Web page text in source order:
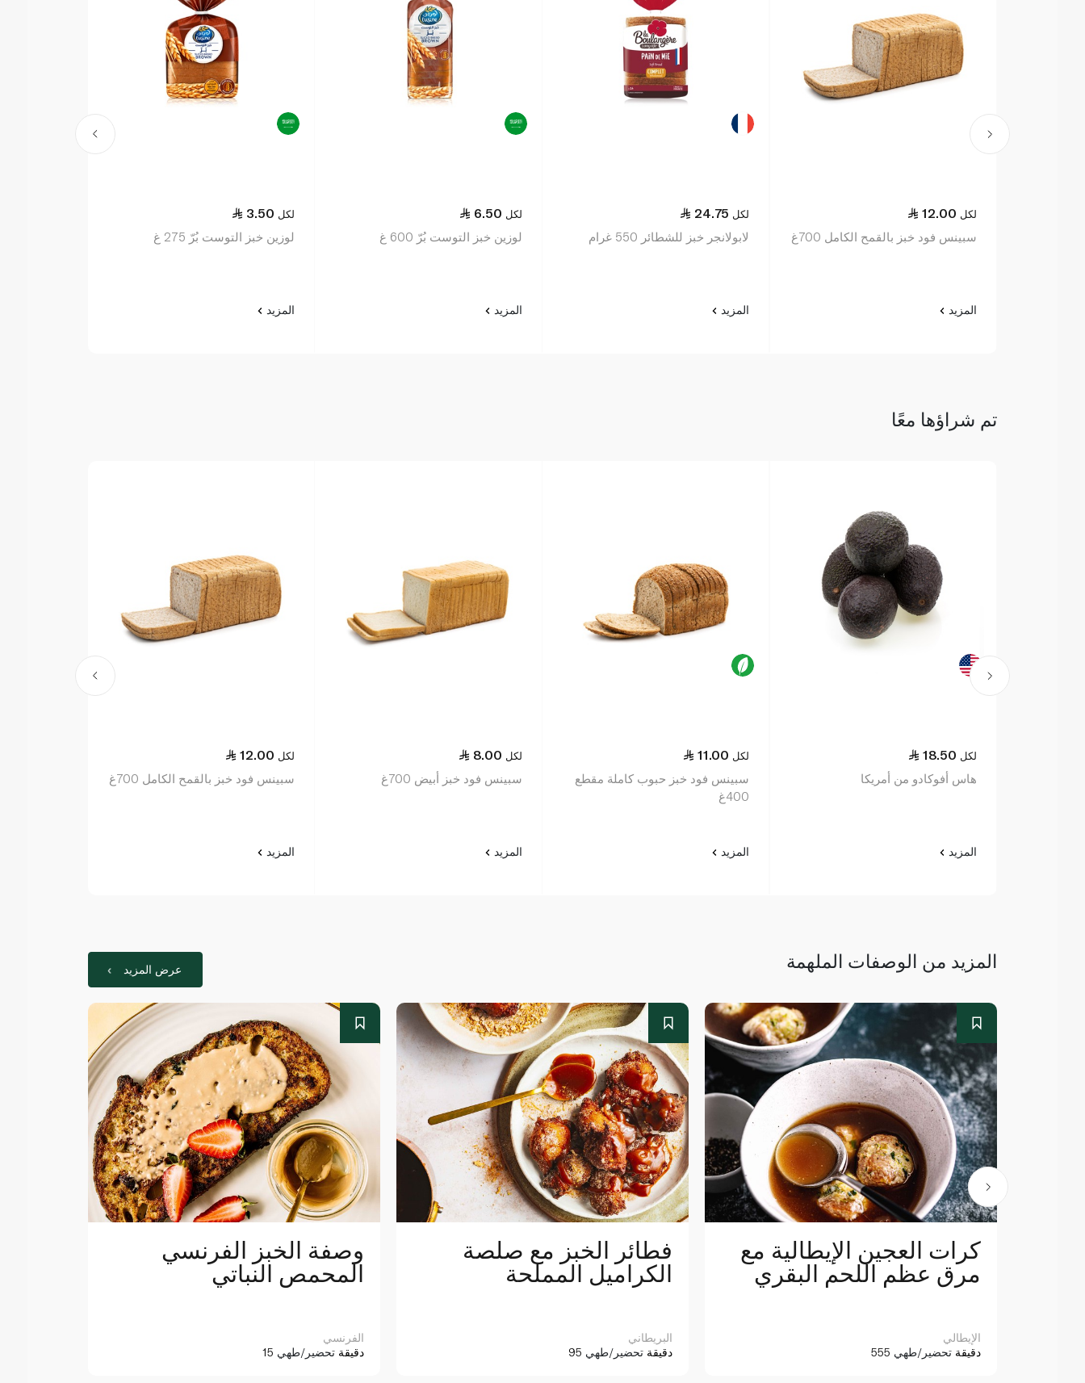
12.00 لكل
سبينس فود خبز بالقمح الكامل 700غ
المزيد
24.75 لكل
لابولانجر خبز للشطائر 550 غرام
المزيد
6.50 لكل
لوزين خبز التوست بُرّ 600 غ
المزيد
3.50 لكل
لوزين خبز التوست بُرّ 275 غ
المزيد
تم شراؤها معًا
18.50 لكل
هاس أفوكادو من أمريكا
المزيد
11.00 لكل
سبينس فود خبز حبوب كاملة مقطع
400غ
المزيد
8.00 لكل
سبينس فود خبز أبيض 700غ
المزيد
12.00 لكل
سبينس فود خبز بالقمح الكامل 700غ
المزيد
المزيد من الوصفات الملهمة عرض المزيد
وصفة الخبز الفرنسي
المحمص النباتي
الفرنسي
15 دقيقة تحضير/طهي
فطائر الخبز مع صلصة
الكراميل المملحة
البريطاني
95 دقيقة تحضير/طهي
كرات العجين الإيطالية مع
مرق عظم اللحم البقري
الإيطالي
555 دقيقة تحضير/طهي